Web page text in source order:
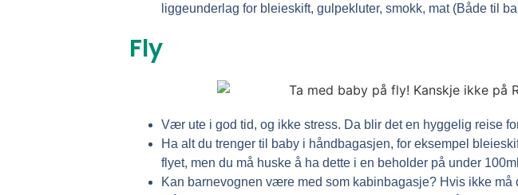
liggeunderlag for bleieskift, gulpekluter, smokk, mat (Både til
Fly
Vær ute i god tid, og ikke stress. Da blir det en hyggelig reise
Ha alt du trenger til baby i håndbagasjen, for eksempel
flyet, men du må huske å ha dette i en beholder på under
Kan barnevognen være med som kabinbagasje? Hvis ikke må